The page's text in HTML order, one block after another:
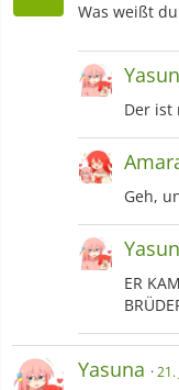
Was weißt
Der ist
Geh,
ER
Yasuna 21.